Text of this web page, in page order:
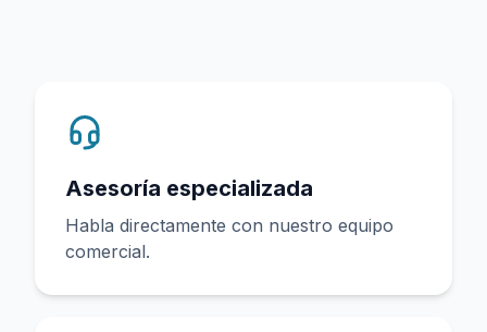
Asesoría especializada
Habla directamente con nuestro equipo
comercial.